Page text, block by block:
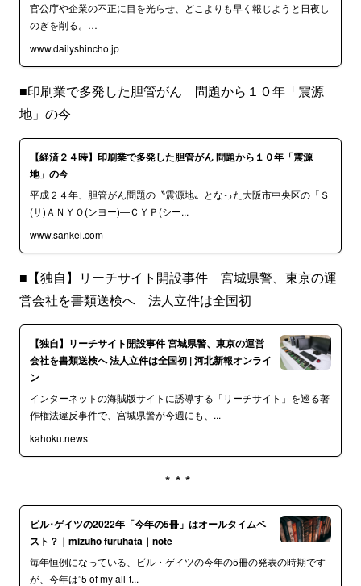
官公庁や企業の不正に目を光らせ、どこよりも早く報じようと日夜し
のぎを削る。…
www.dailyshincho.jp
■印刷業で多発した胆管がん 問題から１０年「震源
地」の今
【経済２４時】印刷業で多発した胆管がん 問題から１０年「震源
地」の今
平成２４年、胆管がん問題の〝震源地〟となった大阪市中央区の「Ｓ
(サ)ＡＮＹＯ(ンヨー)―ＣＹＰ(シー...
www.sankei.com
■【独自】リーチサイト開設事件 宮城県警、東京の運
営会社を書類送検へ 法人立件は全国初
【独自】リーチサイト開設事件 宮城県警、東京の運営
会社を書類送検へ 法人立件は全国初 | 河北新報オンライ
ン
インターネットの海賊版サイトに誘導する「リーチサイト」を巡る著
作権法違反事件で、宮城県警が今週にも、...
kahoku.news
***
ビル･ゲイツの2022年「今年の5冊」はオールタイムベ
スト？｜mizuho furuhata｜note
毎年恒例になっている、ビル・ゲイツの今年の5冊の発表の時期です
が、今年は”5 of my all-t...